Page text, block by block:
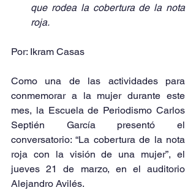
que rodea la cobertura de la nota
roja.
Por: Ikram Casas
Como una de las actividades para
conmemorar a la mujer durante este
mes, la Escuela de Periodismo Carlos
Septién García presentó el
conversatorio: “La cobertura de la nota
roja con la visión de una mujer”, el
jueves 21 de marzo, en el auditorio
Alejandro Avilés.